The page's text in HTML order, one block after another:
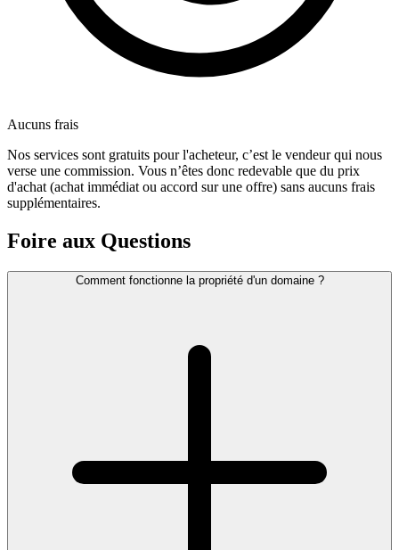
Aucuns frais
Nos services sont gratuits pour l'acheteur, c’est le vendeur qui nous
verse une commission. Vous n’êtes donc redevable que du prix
d'achat (achat immédiat ou accord sur une offre) sans aucuns frais
supplémentaires.
Foire aux Questions
Comment fonctionne la propriété d'un domaine ?